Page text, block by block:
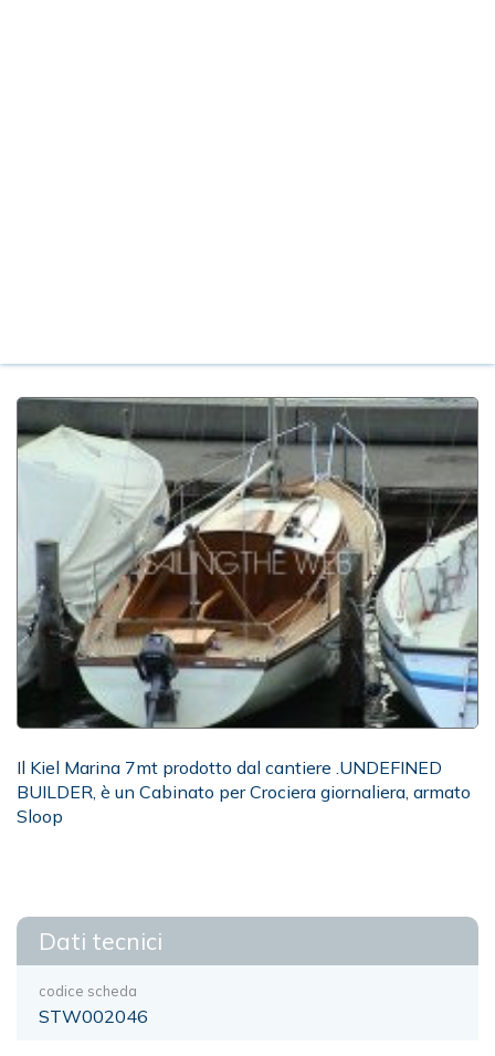
Il Kiel Marina 7mt prodotto dal cantiere .UNDEFINED
BUILDER, è un Cabinato per Crociera giornaliera, armato
Sloop
Dati tecnici
codice scheda
STW002046